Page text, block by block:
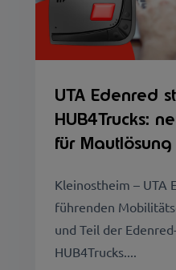
UTA Edenred
HUB4Trucks:
für
Kleinostheim – UTA
führenden
und Teil der
HUB4Trucks....